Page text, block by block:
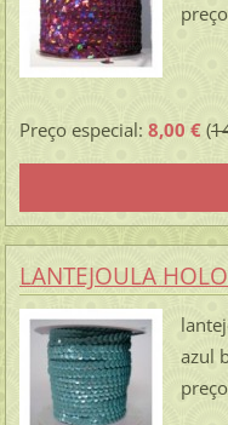
Preço especial: 8,00 €(
LANTEJOULA
azul